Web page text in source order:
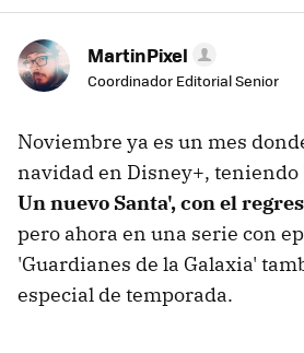
MartinPixel
Coordinador Editorial Senior
Noviembre ya es un mes
navidad en Disney+, teniendo
Un nuevo Santa', con el
pero ahora en una serie con
'Guardianes de la Galaxia'
especial de temporada.